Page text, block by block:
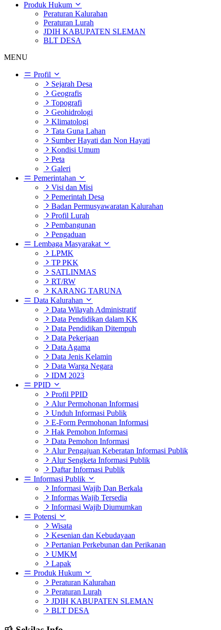
Produk Hukum
Peraturan Kalurahan
Peraturan Lurah
JDIH KABUPATEN SLEMAN
BLT DESA
MENU
Profil
Sejarah Desa
Geografis
Topografi
Geohidrologi
Klimatologi
Tata Guna Lahan
Sumber Hayati dan Non Hayati
Kondisi Umum
Peta
Galeri
Pemerintahan
Visi dan Misi
Pemerintah Desa
Badan Permusyawaratan Kalurahan
Profil Lurah
Pembangunan
Pengaduan
Lembaga Masyarakat
LPMK
TP PKK
SATLINMAS
RT/RW
KARANG TARUNA
Data Kalurahan
Data Wilayah Administratif
Data Pendidikan dalam KK
Data Pendidikan Ditempuh
Data Pekerjaan
Data Agama
Data Jenis Kelamin
Data Warga Negara
IDM 2023
PPID
Profil PPID
Alur Permohonan Informasi
Unduh Informasi Publik
E-Form Permohonan Informasi
Hak Pemohon Informasi
Data Pemohon Informasi
Alur Pengajuan Keberatan Informasi Publik
Alur Sengketa Informasi Publik
Daftar Informasi Publik
Informasi Publik
Informasi Wajib Dan Berkala
Informas Wajib Tersedia
Informasi Wajib Diumumkan
Potensi
Wisata
Kesenian dan Kebudayaan
Pertanian Perkebunan dan Perikanan
UMKM
Lapak
Produk Hukum
Peraturan Kalurahan
Peraturan Lurah
JDIH KABUPATEN SLEMAN
BLT DESA